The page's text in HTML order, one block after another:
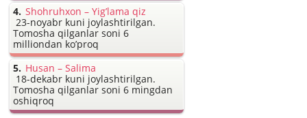
Shohruhxon – Yig’lama qiz
23-noyabr kuni joylashtirilgan.
Tomosha qilganlar soni 6
milliondan ko’proq
Husan – Salima
18-dekabr kuni joylashtirilgan.
Tomosha qilganlar soni 6 mingdan
oshiqroq